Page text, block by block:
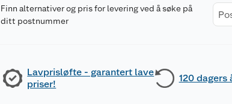
Finn alternativer og pris for levering ved å søke på
ditt postnummer
Lavprisløfte - garantert lave
priser!
120 dagers